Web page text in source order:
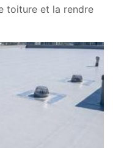
toiture et la rendre